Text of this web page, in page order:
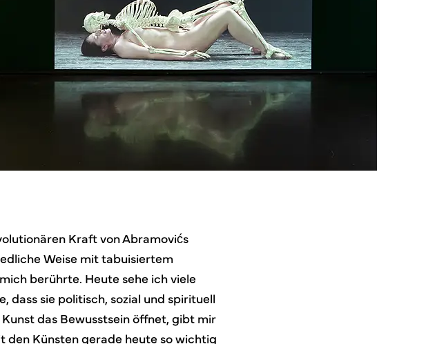
Kraft von Abramovićs
Weise mit tabuisiertem
berührte. Heute sehe ich viele
dass sie politisch, sozial und spirituell
das Bewusstsein öffnet, gibt mir
den Künsten gerade heute so wichtig